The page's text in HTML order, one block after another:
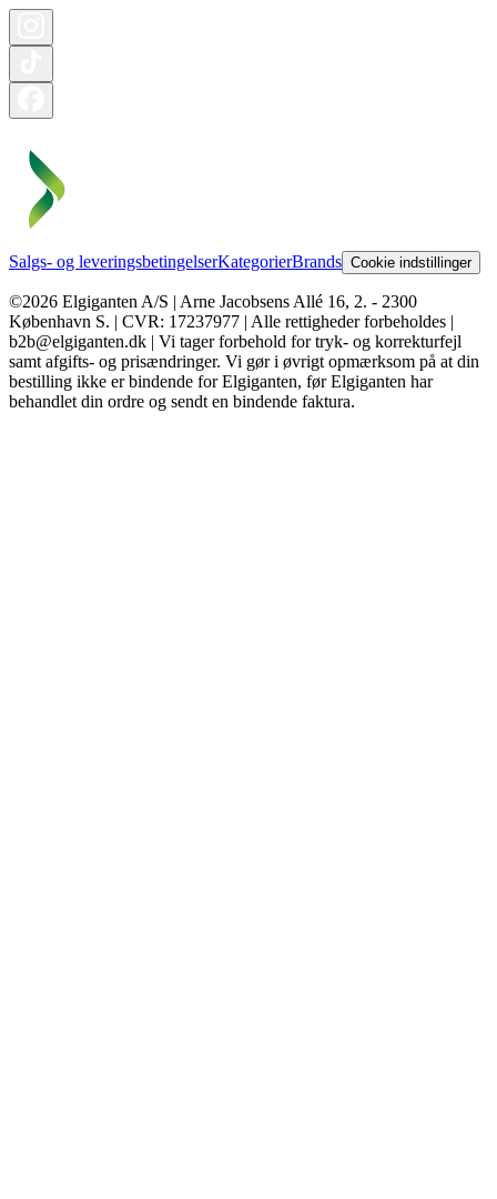
Salgs- og leveringsbetingelserKategorierBrands Cookie indstillinger
©2026 Elgiganten A/S | Arne Jacobsens Allé 16, 2. - 2300
København S. | CVR: 17237977 | Alle rettigheder forbeholdes |
b2b@elgiganten.dk | Vi tager forbehold for tryk- og korrekturfejl
samt afgifts- og prisændringer. Vi gør i øvrigt opmærksom på at din
bestilling ikke er bindende for Elgiganten, før Elgiganten har
behandlet din ordre og sendt en bindende faktura.